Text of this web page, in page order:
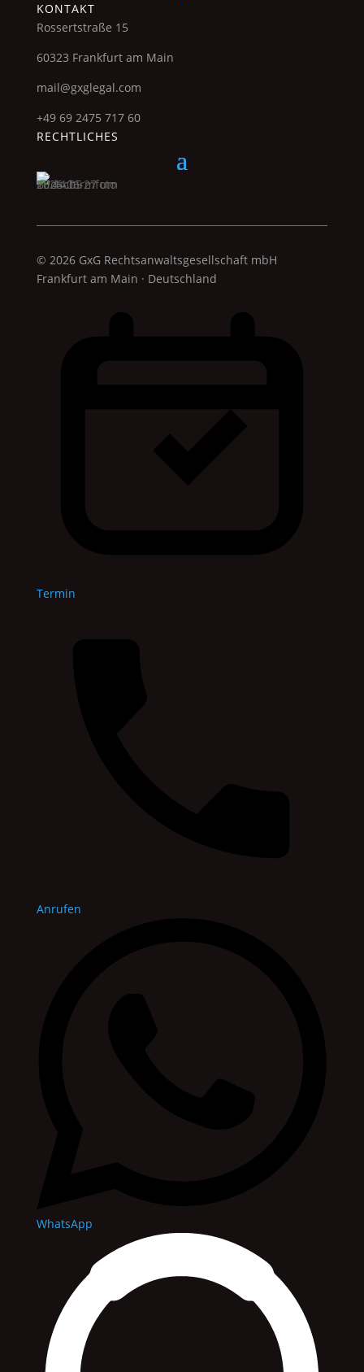
KONTAKT
Rossertstraße 15
60323 Frankfurt am Main
mail@gxglegal.com
+49 69 2475 717 60
RECHTLICHES
© 2026 GxG Rechtsanwaltsgesellschaft mbH
Frankfurt am Main · Deutschland
Termin
Anrufen
WhatsApp